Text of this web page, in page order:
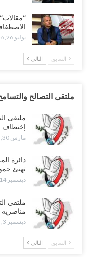
يوليو 26, 2026
السابق التالي
ملتقى التصالح
ملتقى
إختطاف
مارس 30, 2022
دائرة
تهنئ
ديسمبر 14, 2021
ملتقى
ديسمبر 3, 2021
السابق التالي